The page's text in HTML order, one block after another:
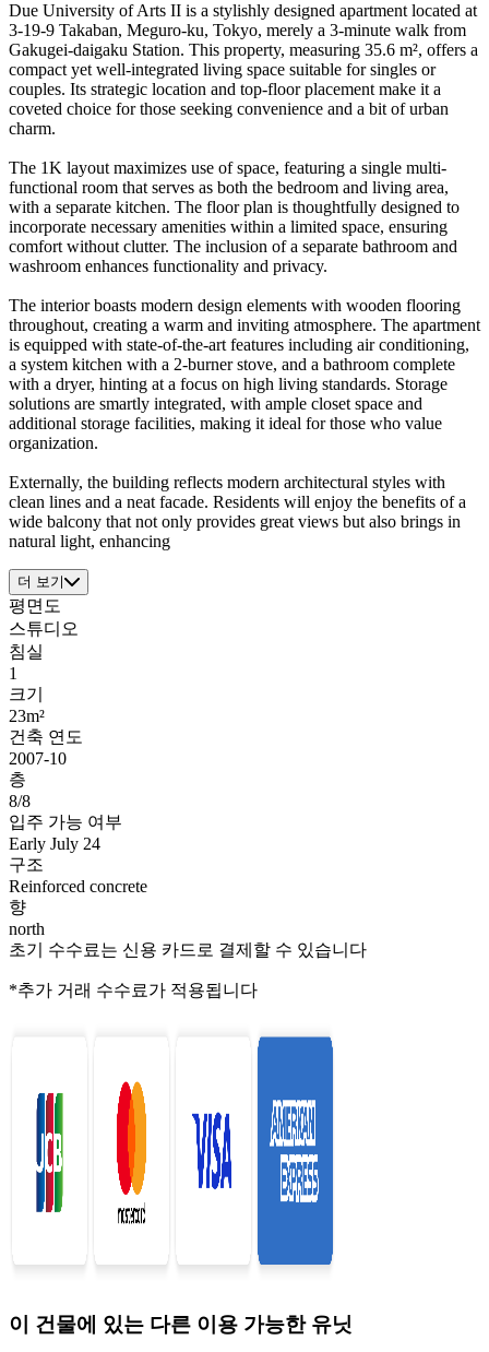
Due University of Arts II is a stylishly designed apartment located at
3-19-9 Takaban, Meguro-ku, Tokyo, merely a 3-minute walk from
Gakugei-daigaku Station. This property, measuring 35.6 m², offers a
compact yet well-integrated living space suitable for singles or
couples. Its strategic location and top-floor placement make it a
coveted choice for those seeking convenience and a bit of urban
charm.
The 1K layout maximizes use of space, featuring a single multi-
functional room that serves as both the bedroom and living area,
with a separate kitchen. The floor plan is thoughtfully designed to
incorporate necessary amenities within a limited space, ensuring
comfort without clutter. The inclusion of a separate bathroom and
washroom enhances functionality and privacy.
The interior boasts modern design elements with wooden flooring
throughout, creating a warm and inviting atmosphere. The apartment
is equipped with state-of-the-art features including air conditioning,
a system kitchen with a 2-burner stove, and a bathroom complete
with a dryer, hinting at a focus on high living standards. Storage
solutions are smartly integrated, with ample closet space and
additional storage facilities, making it ideal for those who value
organization.
Externally, the building reflects modern architectural styles with
clean lines and a neat facade. Residents will enjoy the benefits of a
wide balcony that not only provides great views but also brings in
natural light, enhancing
더 보기
평면도
스튜디오
침실
1
크기
23m²
건축 연도
2007-10
층
8/8
입주 가능 여부
Early July 24
구조
Reinforced concrete
향
north
초기 수수료는 신용 카드로 결제할 수 있습니다
*추가 거래 수수료가 적용됩니다
이 건물에 있는 다른 이용 가능한 유닛